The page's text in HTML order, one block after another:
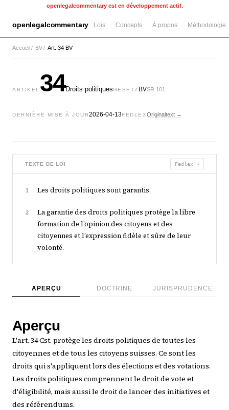
openlegalcommentary est en développement actif.
openlegalcommentary Lois Concepts À propos Méthodologie
Accueil/ BV/ Art. 34 BV
ARTIKEL 34Droits politiquesGESETZ BVSR 101
DERNIÈRE MISE À JOUR2026-04-13FEDLEXOriginaltext →
TEXTE DE LOI Fedlex ↗
1 Les droits politiques sont garantis.
2
La garantie des droits politiques protège la libre
formation de l’opinion des citoyens et des
citoyennes et l’expression fidèle et sûre de leur
volonté.
APERÇU DOCTRINE JURISPRUDENCE
Aperçu
L'art. 34 Cst. protège les droits politiques de toutes les
citoyennes et de tous les citoyens suisses. Ce sont les
droits qui s'appliquent lors des élections et des votations.
Les droits politiques comprennent le droit de vote et
d'éligibilité, mais aussi le droit de lancer des initiatives et
des référendums.